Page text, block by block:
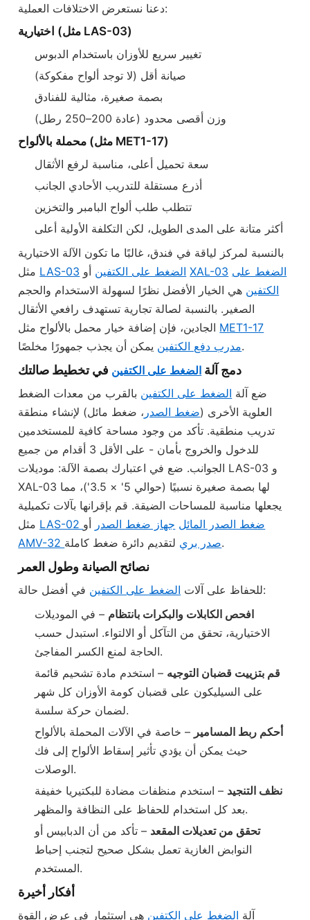
دعنا نستعرض الاختلافات العملية:
اختيارية (مثل LAS-03)
تغيير سريع للأوزان باستخدام الدبوس
صيانة أقل (لا توجد ألواح مفكوكة)
بصمة صغيرة، مثالية للفنادق
وزن أقصى محدود (عادة 200–250 رطل)
محملة بالألواح (مثل MET1-17)
سعة تحميل أعلى، مناسبة لرفع الأثقال
أذرع مستقلة للتدريب الأحادي الجانب
تتطلب طلب ألواح البامبر والتخزين
أكثر متانة على المدى الطويل، لكن التكلفة الأولية أعلى
بالنسبة لمركز لياقة في فندق، غالبًا ما تكون الآلة الاختيارية
LAS-03 الضغط على الكتفين أوXAL-03 الضغط على
الكتفين هي الخيار الأفضل نظرًا لسهولة الاستخدام والحجم
الصغير. بالنسبة لصالة تجارية تستهدف رافعي الأثقال
MET1-17
مدرب دفع الكتفينيمكن أن يجذب جمهورًا مخلصًا.
دمج آلة الضغط على الكتفين في تخطيط صالتك
ضع آلة الضغط على الكتفين بالقرب من معدات الضغط
العلوية الأخرى (ضغط الصدر ، ضغط مائل) لإنشاء منطقة
تدريب منطقية. تأكد من وجود مساحة كافية للمستخدمين
للدخول والخروج بأمان - على الأقل 3 أقدام من جميع
الجوانب. ضع في اعتبارك بصمة الآلة: موديلات LAS-03 و
XAL-03 لها بصمة صغيرة نسبيًا (حوالي 5' × 3.5')، مما
يجعلها مناسبة للمساحات الضيقة. قم بإقرانها بآلات تكميلية
LAS-02 ضغط الصدر المائل جهاز ضغط الصدر أو
AMV-32 صدر بريلتقديم دائرة ضغط كاملة.
نصائح الصيانة وطول العمر
للحفاظ على آلات الضغط على الكتفين
في أفضل حالة:
افحص الكابلات والبكرات بانتظام – في الموديلات
الاختيارية، تحقق من التآكل أو الالتواء. استبدل حسب
الحاجة لمنع الكسر المفاجئ.
قم بتزييت قضبان التوجيه – استخدم مادة تشحيم قائمة
على السيليكون على قضبان كومة الأوزان كل شهر
لضمان حركة سلسة.
أحكم ربط المسامير – خاصة في الآلات المحملة بالألواح
حيث يمكن أن يؤدي تأثير إسقاط الألواح إلى فك
الوصلات.
نظف التنجيد – استخدم منظفات مضادة للبكتيريا خفيفة
بعد كل استخدام للحفاظ على النظافة والمظهر.
تحقق من تعديلات المقعد – تأكد من أن الدبابيس أو
النوابض الغازية تعمل بشكل صحيح لتجنب إحباط
المستخدم.
أفكار أخيرة
آلة الضغط على الكتفين هي استثمار في عرض القوة